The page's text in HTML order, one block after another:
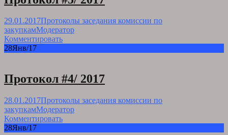
29.01.2017Протоколы заседания комиссии по
закупкамМодератор
Комментировать
28Янв/17
Протокол #4/ 2017
28.01.2017Протоколы заседания комиссии по
закупкамМодератор
Комментировать
28Янв/17